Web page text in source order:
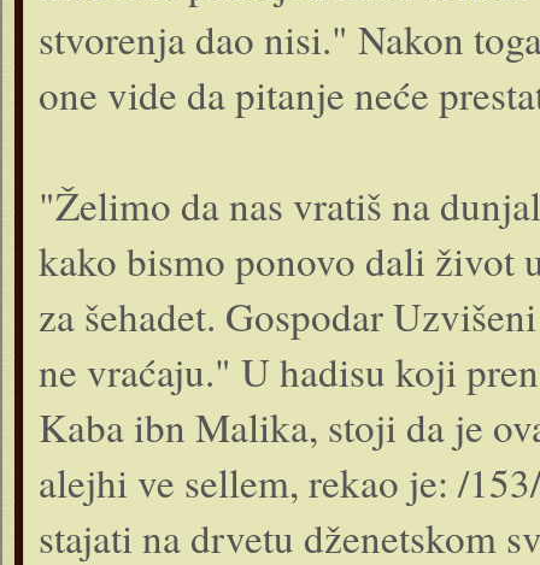
stvorenja dao nisi." Nakon
one vide da pitanje neće
"Želimo da nas vratiš na
kako bismo ponovo dali život
za šehadet. Gospodar
ne vraćaju." U hadisu koji
Kaba ibn Malika, stoji da je
alejhi ve sellem, rekao je: /
stajati na drvetu dženetskom